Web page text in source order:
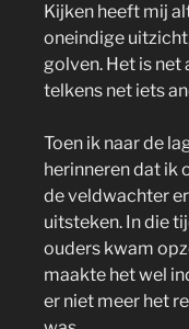
Kijken heeft mij
oneindige
golven. Het is net
telkens net iets
Toen ik naar de
herinneren dat ik
de veldwachter
uitsteken. In die
ouders kwam
maakte het wel
er niet meer het